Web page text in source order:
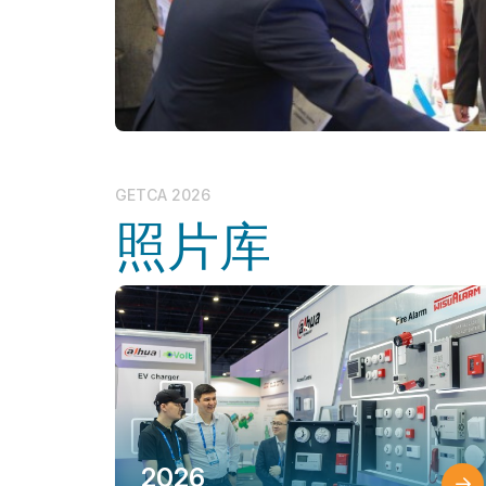
GETCA 2026
照片库
2026